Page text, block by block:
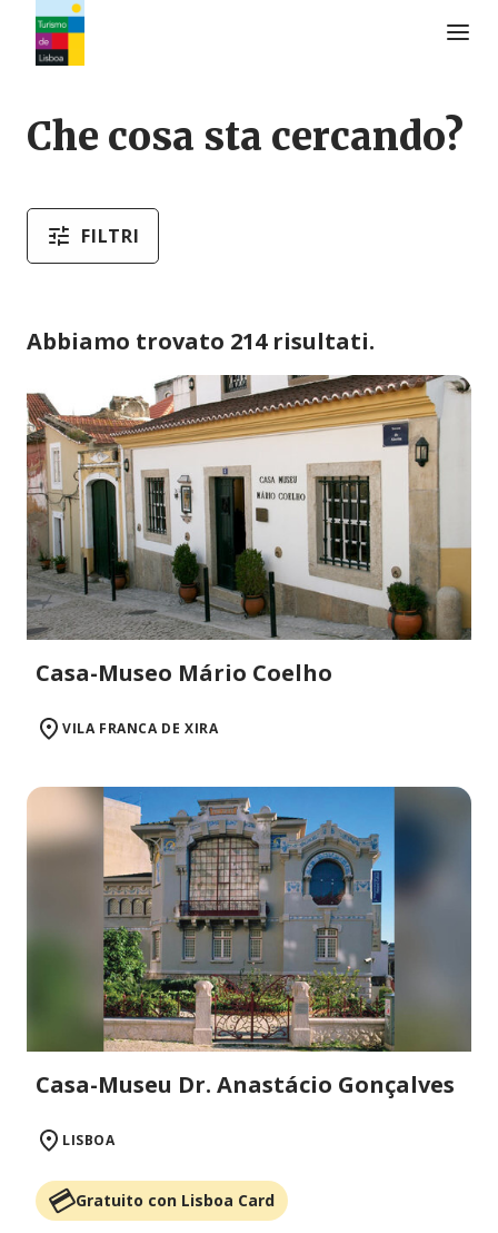
Che cosa sta cercando?
FILTRI
Abbiamo trovato 214 risultati.
Casa-Museo Mário Coelho
VILA FRANCA DE XIRA
Casa-Museu Dr. Anastácio Gonçalves
LISBOA
Gratuito con Lisboa Card